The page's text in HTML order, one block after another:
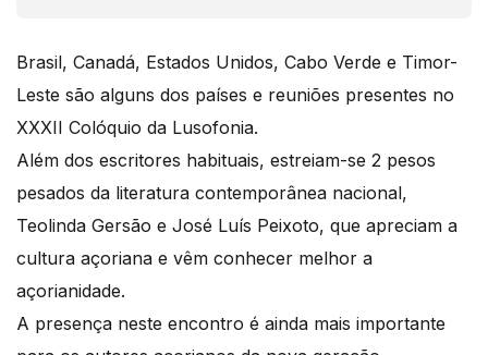
Brasil, Canadá, Estados Unidos, Cabo Verde e Timor-
Leste são alguns dos países e reuniões presentes no
XXXII Colóquio da Lusofonia.
Além dos escritores habituais, estreiam-se 2 pesos
pesados da literatura contemporânea nacional,
Teolinda Gersão e José Luís Peixoto, que apreciam a
cultura açoriana e vêm conhecer melhor a
açorianidade.
A presença neste encontro é ainda mais importante